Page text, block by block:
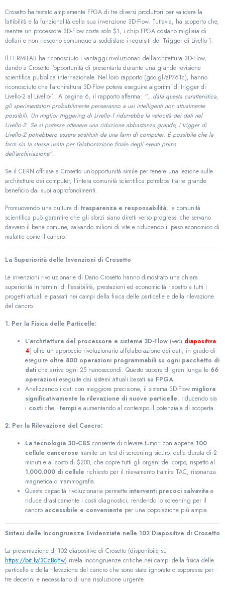
Crosetto ha testato ampiamente FPGA di tre diversi produttori per validare la
fattibilità e la funzionalità della sua invenzione 3D-Flow. Tuttavia, ha scoperto che,
mentre un processore 3D-Flow costa solo $1, i chip FPGA costano migliaia di
dollari e non riescono comunque a soddisfare i requisiti del Trigger di Livello-1.
Il FERMILAB ha riconosciuto i vantaggi rivoluzionari dell’architettura 3D-Flow,
dando a Crosetto l’opportunità di presentarla durante una grande revisione
scientifica pubblica internazionale. Nel loro rapporto (goo.gl/zP76Tc), hanno
riconosciuto che l’architettura 3D-Flow poteva eseguire algoritmi di trigger di
Livello-2 al Livello-1. A pagina 6, il rapporto afferma: “…data questa caratteristica,
gli sperimentatori probabilmente penseranno a usi intelligenti non attualmente
possibili. Un miglior triggering di Livello-1 ridurrebbe la velocità dei dati nel
Livello-2. Se si potesse ottenere una riduzione abbastanza grande, i trigger di
Livello-2 potrebbero essere sostituiti da una farm di computer. È possibile che la
farm sia la stessa usata per l’elaborazione finale degli eventi prima
dell’archiviazione”.
Se il CERN offrisse a Crosetto un’opportunità simile per tenere una lezione sulle
architetture dei computer, l’intera comunità scientifica potrebbe trarre grande
beneficio dai suoi approfondimenti.
Promuovendo una cultura di trasparenza e responsabilità, la comunità
scientifica può garantire che gli sforzi siano diretti verso progressi che servano
davvero il bene comune, salvando milioni di vite e riducendo il peso economico di
malattie come il cancro.
La Superiorità delle Invenzioni di Crosetto
Le invenzioni rivoluzionarie di Dario Crosetto hanno dimostrato una chiara
superiorità in termini di flessibilità, prestazioni ed economicità rispetto a tutti i
progetti attuali e passati nei campi della fisica delle particelle e della rilevazione
del cancro.
1. Per la Fisica delle Particelle:
L’architettura del processore e sistema 3D-Flow (vedi diapositiva
4) offre un approccio rivoluzionario all’elaborazione dei dati, in grado di
eseguire oltre 800 operazioni programmabili su ogni pacchetto di
dati che arriva ogni 25 nanosecondi. Questo supera di gran lunga le 66
operazioni eseguite dai sistemi attuali basati su FPGA.
Analizzando i dati con maggiore precisione, il sistema 3D-Flow migliora
significativamente la rilevazione di nuove particelle, riducendo sia
i costi che i tempi e aumentando al contempo il potenziale di scoperta.
2. Per la Rilevazione del Cancro:
La tecnologia 3D-CBS consente di rilevare tumori con appena 100
cellule cancerose tramite un test di screening sicuro, della durata di 2
minuti e al costo di $200, che copre tutti gli organi del corpo, rispetto al
1.000.000 di cellule richiesto per il rilevamento tramite TAC, risonanza
magnetica o mammografia.
Questa capacità rivoluzionaria permette interventi precoci salvavita e
riduce drasticamente i costi diagnostici, rendendo lo screening per il
cancro accessibile e conveniente per una popolazione più ampia.
Sintesi delle Incongruenze Evidenziate nelle 102 Diapositive di Crosetto
La presentazione di 102 diapositive di Crosetto (disponibile su
https://bit.ly/3CcBqYw) rivela incongruenze critiche nei campi della fisica delle
particelle e della rilevazione del cancro che sono state ignorate o soppresse per
tre decenni e necessitano di una risoluzione urgente.